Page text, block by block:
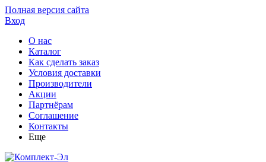
Полная версия сайта
Вход
О нас
Каталог
Как сделать заказ
Условия доставки
Производители
Акции
Партнёрам
Соглашение
Контакты
Еще